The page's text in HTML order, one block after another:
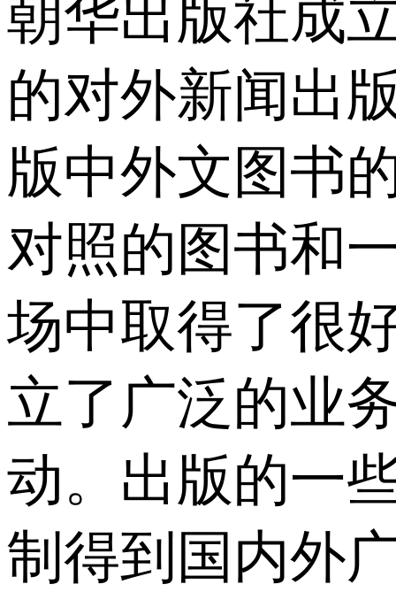
朝华出版社成
的对外新闻出
版中外文图书
对照的图书和
场中取得了很
立了广泛的业
动。出版的一
制得到国内外